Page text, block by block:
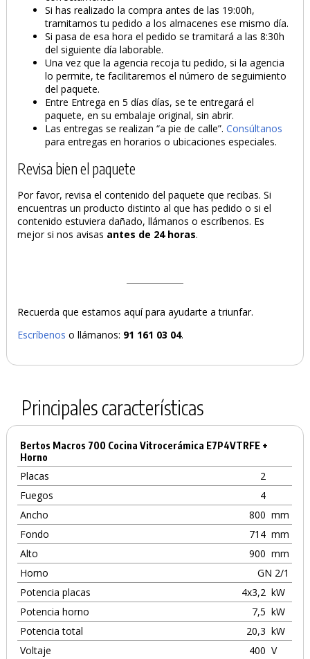
Si has realizado la compra antes de las 19:00h,
tramitamos tu pedido a los almacenes ese mismo día.
Si pasa de esa hora el pedido se tramitará a las 8:30h
del siguiente día laborable.
Una vez que la agencia recoja tu pedido, si la agencia
lo permite, te facilitaremos el número de seguimiento
del paquete.
Entre Entrega en 5 días días, se te entregará el
paquete, en su embalaje original, sin abrir.
Las entregas se realizan “a pie de calle”.Consúltanos
para entregas en horarios o ubicaciones especiales.
Revisa bien el paquete
Por favor, revisa el contenido del paquete que recibas. Si
encuentras un producto distinto al que has pedido o si el
contenido estuviera dañado, llámanos o escríbenos. Es
mejor si nos avisas antes de 24 horas.
Recuerda que estamos aquí para ayudarte a triunfar.
Escríbenos o llámanos: 91 161 03 04.
Principales características
Bertos Macros 700 Cocina Vitrocerámica E7P4VTRFE +
Horno
Placas
2
Fuegos
4
Ancho
800 mm
Fondo
714 mm
Alto
900 mm
Horno
GN 2/1
Potencia placas
4x3,2 kW
Potencia horno
7,5 kW
Potencia total
20,3 kW
Voltaje
400 V